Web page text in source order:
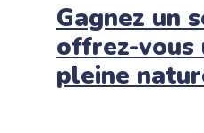
Gagnez un
offrez-vous
pleine